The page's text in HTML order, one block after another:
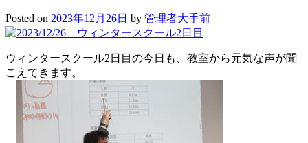
タ
ー
ス
ク
ー
Posted on 2023年12月26日 by 管理者大手前
ウィンタースクール2日目の今日も、教室から元気な声が聞
こえてきます。